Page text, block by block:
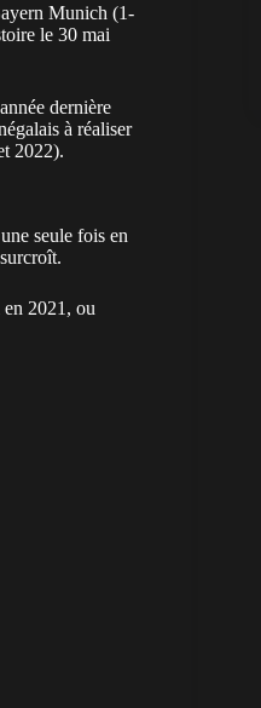
Munich (1-
le 30 mai
dernière
à réaliser
2022).
seule fois en
2021, ou